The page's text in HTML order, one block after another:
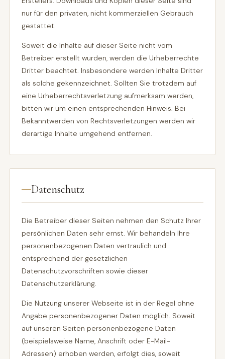
nur für den privaten, nicht kommerziellen Gebrauch
gestattet.
Soweit die Inhalte auf dieser Seite nicht vom
Betreiber erstellt wurden, werden die Urheberrechte
Dritter beachtet. Insbesondere werden Inhalte Dritter
als solche gekennzeichnet. Sollten Sie trotzdem auf
eine Urheberrechtsverletzung aufmerksam werden,
bitten wir um einen entsprechenden Hinweis. Bei
Bekanntwerden von Rechtsverletzungen werden wir
derartige Inhalte umgehend entfernen.
Datenschutz
Die Betreiber dieser Seiten nehmen den Schutz Ihrer
persönlichen Daten sehr ernst. Wir behandeln Ihre
personenbezogenen Daten vertraulich und
entsprechend der gesetzlichen
Datenschutzvorschriften sowie dieser
Datenschutzerklärung.
Die Nutzung unserer Webseite ist in der Regel ohne
Angabe personenbezogener Daten möglich. Soweit
auf unseren Seiten personenbezogene Daten
(beispielsweise Name, Anschrift oder E-Mail-
Adressen) erhoben werden, erfolgt dies, soweit